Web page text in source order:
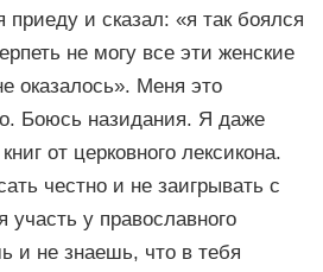
и сказал: «я так боялся
не могу все эти женские
оказалось». Меня это
Боюсь назидания. Я даже
от церковного лексикона.
честно и не заигрывать с
участь у православного
и не знаешь, что в тебя